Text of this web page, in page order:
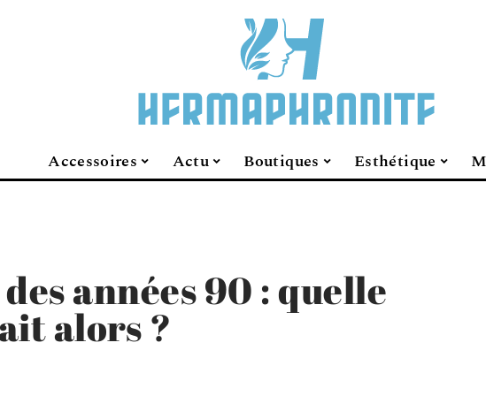
Accessoires Actu Boutiques Esthétique
années 90 : quelle
alors ?